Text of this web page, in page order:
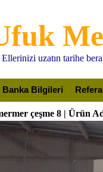
Ellerinizi uzatın tarihe
Banka Bilgileri
çeşme 8 | Ürün